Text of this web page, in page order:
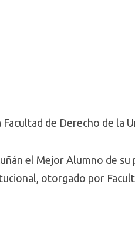
de Derecho de la
el Mejor Alumno de
otorgado por